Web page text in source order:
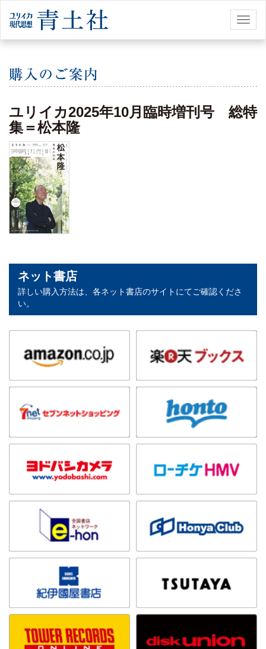
ユリイカ2025年10月臨時増刊号 総特
集＝松本隆
ネット書店
詳しい購入方法は、各ネット書店のサイトにてご確認くださ
い。